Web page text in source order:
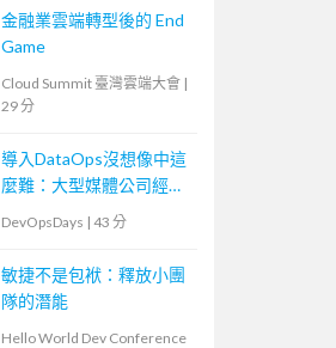
金融業雲端轉型後的 End
Game
Cloud Summit 臺灣雲端大會 |
29 分
導入DataOps沒想像中這
麼難：大型媒體公司經驗
DevOpsDays | 43 分
敏捷不是包袱：釋放小團
隊的潛能
Hello World Dev Conference